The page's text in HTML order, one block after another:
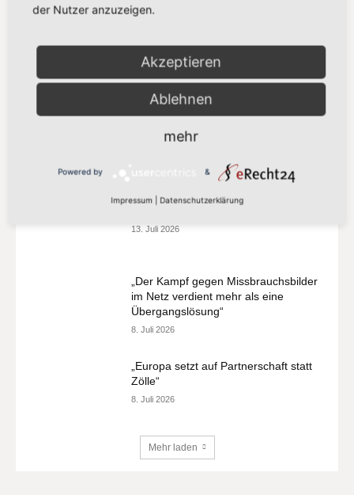
MEIST GELESEN
21. Juli 2026
„Europa darf seinen Zahlungsverkehr
13. Juli 2026
„Der Kampf gegen Missbrauchsbilder
im Netz verdient mehr als eine
Übergangslösung“
8. Juli 2026
„Europa setzt auf Partnerschaft statt
Zölle“
8. Juli 2026
Mehr laden
der Nutzer anzuzeigen.
Akzeptieren
Ablehnen
mehr
Powered by &
Impressum Datenschutzerklärung